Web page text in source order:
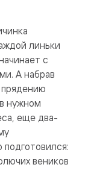
линьки
с
А набрав
нужном
еще два-
веников